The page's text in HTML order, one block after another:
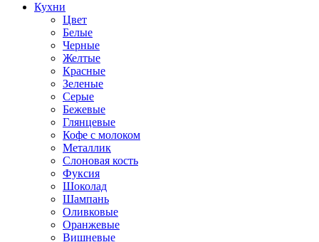
Кухни
Цвет
Белые
Черные
Желтые
Красные
Зеленые
Серые
Бежевые
Глянцевые
Кофе с молоком
Металлик
Слоновая кость
Фуксия
Шоколад
Шампань
Оливковые
Оранжевые
Вишневые